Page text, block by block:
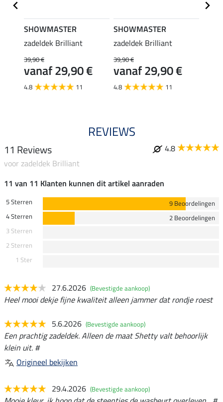
SHOWMASTER
zadeldek Brilliant
39,90 €
vanaf 29,90 €
4.8 11
SHOWMASTER
zadeldek Brilliant
39,90 €
vanaf 29,90 €
4.8 11
REVIEWS
11 Reviews
4.8
voor zadeldek Brilliant
11 van 11 Klanten kunnen dit artikel aanraden
5 Sterren
9 Beoordelingen
4 Sterren
2 Beoordelingen
3 Sterren
2 Sterren
1 Ster
27.6.2026 (Bevestigde aankoop)
Heel mooi dekje fijne kwaliteit alleen jammer dat rondje roest
5.6.2026 (Bevestigde aankoop)
Een prachtig zadeldek. Alleen de maat Shetty valt behoorlijk
klein uit. #
Origineel bekijken
29.4.2026 (Bevestigde aankoop)